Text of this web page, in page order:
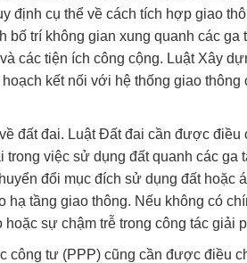
định cụ thể về cách tích hợp giao
bố trí không gian xung quanh các ga
các tiện ích công cộng. Luật Xây
kết nối với hệ thống giao thông
đất đai. Luật Đất đai cần được
việc sử dụng đất quanh các ga
đổi mục đích sử dụng đất hoặc
tầng giao thông. Nếu không có
sự chậm trễ trong công tác giải
công tư (PPP) cũng cần được điều